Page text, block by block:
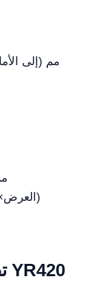
0-60 مم (إلى
تفسير النتائج من الميكروتوم YR420